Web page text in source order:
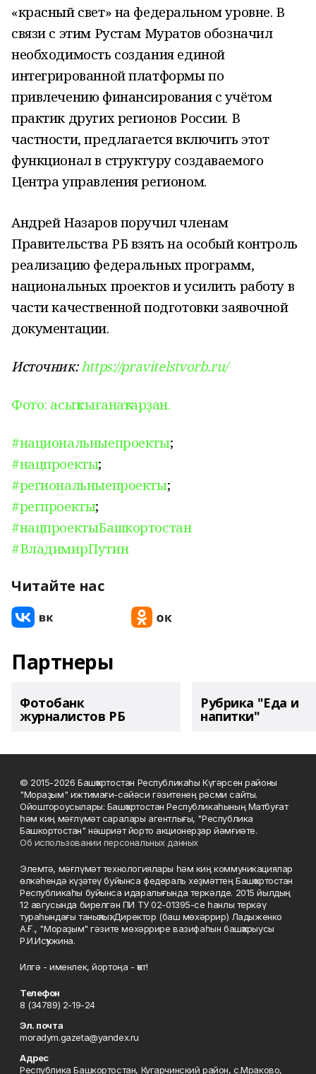
«красный свет» на федеральном уровне. В
связи с этим Рустам Муратов обозначил
необходимость создания единой
интегрированной платформы по
привлечению финансирования с учётом
практик других регионов России. В
частности, предлагается включить этот
функционал в структуру создаваемого
Центра управления регионом.
Андрей Назаров поручил членам
Правительства РБ взять на особый контроль
реализацию федеральных программ,
национальных проектов и усилить работу в
части качественной подготовки заявочной
документации.
Источник:https://pravitelstvorb.ru/
Фото: асыҡ сығанаҡтарҙан.
#национальныепроекты;
#нацпроекты;
#региональныепроекты;
#регпроекты;
#нацпроектыБашкортостан
#ВладимирПутин
Читайте нас
Партнеры
Фотобанк
журналистов РБ
Рубрика "Еда и
напитки"
© 2015-2026 Башҡортостан Республикаһы Күгәрсен районы
"Мораҙым" ижтимағи-сәйәси гәзитенең рәсми сайты.
Ойоштороусылары: Башҡортостан Республикаһының Матбуғат
һәм киң мәғлүмәт саралары агентлығы, "Республика
Башкортостан" нәшриәт йорто акционерҙар йәмғиәте.
Об использовании персональных данных
Элемтә, мәғлүмәт технологиялары һәм киң коммуникациялар
өлкәһендә күҙәтеү буйынса федераль хеҙмәттең Башҡортостан
Республикаһы буйынса идаралығында теркәлде. 2015 йылдың
12 авгусында бирелгән ПИ ТУ 02-01395-се һанлы теркәү
тураһындағы таныҡлыҡ. Директор (баш мөхәррир) Ладыженко
А.Ғ., "Мораҙым" гәзите мөхәррире вазифаһын башҡарыусы
Р.И.Исҡужина.
Илгә - именлек, йортоңа - ҡот!
Телефон
8 (34789) 2-19-24
Эл. почта
moradym.gazeta@yandex.ru
Адрес
Республика Башкортостан, Кугарчинский район, с.Мраково,